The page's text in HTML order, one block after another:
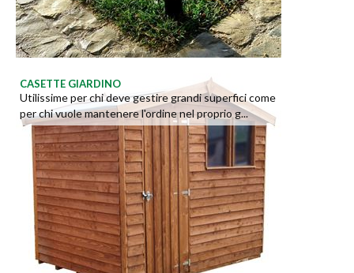
CASETTE GIARDINO
Utilissime per chi deve gestire grandi superfici come
per chi vuole mantenere l'ordine nel proprio g...